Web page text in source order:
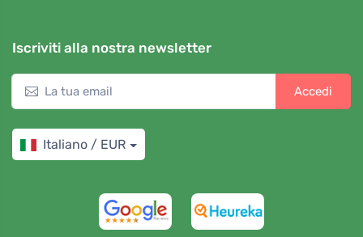
Iscriviti alla nostra newsletter
Accedi
Italiano / EUR